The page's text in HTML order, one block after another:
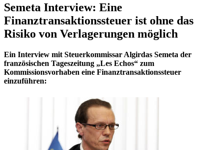
Semeta Interview: Eine
Finanztransaktionssteuer ist ohne das
Risiko von Verlagerungen möglich
Ein Interview mit Steuerkommissar Algirdas Semeta der
französischen Tageszeitung „Les Echos“ zum
Kommissionsvorhaben eine Finanztransaktionssteuer
einzuführen: